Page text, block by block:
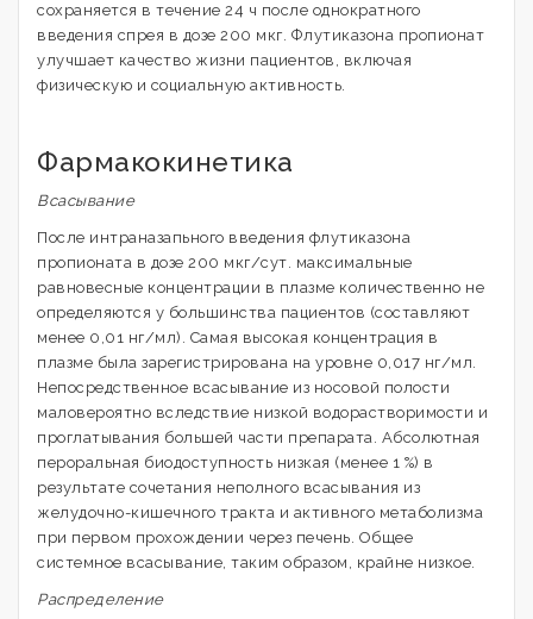
сохраняется в течение 24 ч после однократного
введения спрея в дозе 200 мкг. Флутиказона пропионат
улучшает качество жизни пациентов, включая
физическую и социальную активность.
Фармакокинетика
Всасывание
После интраназапьного введения флутиказона
пропионата в дозе 200 мкг/сут. максимальные
равновесные концентрации в плазме количественно не
определяются у большинства пациентов (составляют
менее 0,01 нг/мл). Самая высокая концентрация в
плазме была зарегистрирована на уровне 0,017 нг/мл.
Непосредственное всасывание из носовой полости
маловероятно вследствие низкой водорастворимости и
проглатывания большей части препарата. Абсолютная
пероральная биодоступность низкая (менее 1 %) в
результате сочетания неполного всасывания из
желудочно-кишечного тракта и активного метаболизма
при первом прохождении через печень. Общее
системное всасывание, таким образом, крайне низкое.
Распределение